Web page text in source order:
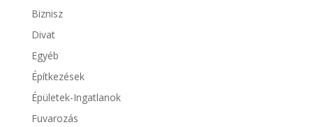
Biznisz
Divat
Egyéb
Építkezések
Épületek-Ingatlanok
Fuvarozás